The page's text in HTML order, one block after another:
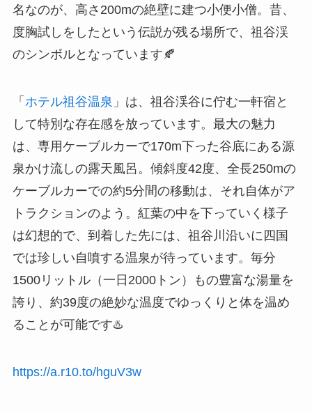
名なのが、高さ200mの絶壁に建つ小便小僧。昔、
度胸試しをしたという伝説が残る場所で、祖谷渓
のシンボルとなっています🍂
「 ホテル祖谷温泉 」は、祖谷渓谷に佇む一軒宿と
して特別な存在感を放っています。最大の魅力
は、専用ケーブルカーで170m下った谷底にある源
泉かけ流しの露天風呂。傾斜度42度、全長250mの
ケーブルカーでの約5分間の移動は、それ自体がア
トラクションのよう。紅葉の中を下っていく様子
は幻想的で、到着した先には、祖谷川沿いに四国
では珍しい自噴する温泉が待っています。毎分
1500リットル（一日2000トン）もの豊富な湯量を
誇り、約39度の絶妙な温度でゆっくりと体を温め
ることが可能です♨️
https://a.r10.to/hguV3w